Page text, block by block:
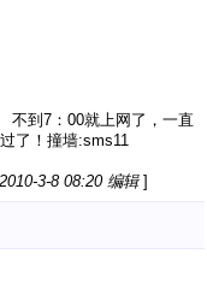
不到7：00就上网了，一直
了！撞墙:sms11
3-8 08:20 编辑 ]